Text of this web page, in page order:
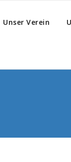
Unser Verein